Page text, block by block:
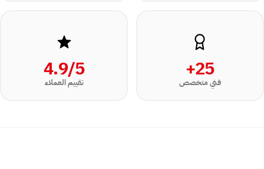
25+
فني متخصص
4.9/5
تقييم العملاء